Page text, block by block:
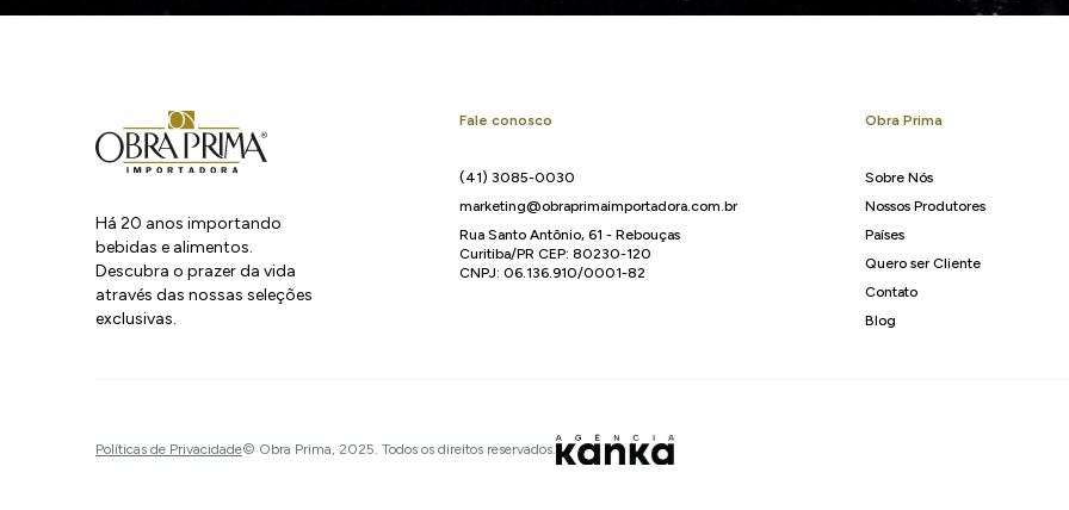
Há 20 anos importando
bebidas e alimentos.
Descubra o prazer da vida
através das nossas seleções
exclusivas.
Fale conosco
(41) 3085-0030
marketing@obraprimaimportadora.com.br
Rua Santo Antônio, 61 - Rebouças
Curitiba/PR CEP: 80230-120
CNPJ: 06.136.910/0001-82
Obra Prima
Sobre Nós
Nossos Produtores
Países
Quero ser Cliente
Contato
Blog
Políticas de Privacidade© Obra Prima, 2025. Todos os direitos reservados.